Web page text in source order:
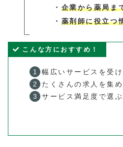
・ 企業から薬局ま
・ 薬剤師に役立つ
こんな方におすすめ！
幅広いサービスを受
たくさんの求人を集
サービス満足度で選ぶ